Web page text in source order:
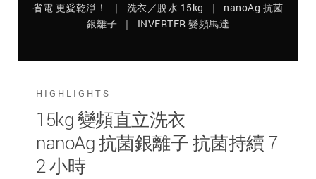
省電 更愛乾淨！ ｜ 洗衣／脫水 15kg ｜ nanoAg 抗菌
銀離子 ｜ INVERTER 變頻馬達
HIGHLIGHTS
15kg 變頻直立洗衣
nanoAg 抗菌銀離子 抗菌持續 7
2 小時